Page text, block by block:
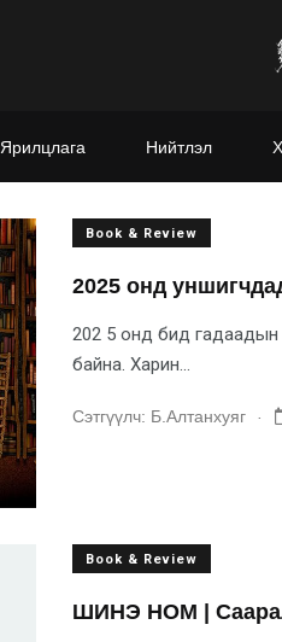
Ярилцлага Нийтлэл
Book & Review
2025 онд
202 5 онд бид гадаадын
байна. Харин...
Сэтгүүлч: Б.Алтанхуяг
Book & Review
ШИНЭ НОМ |